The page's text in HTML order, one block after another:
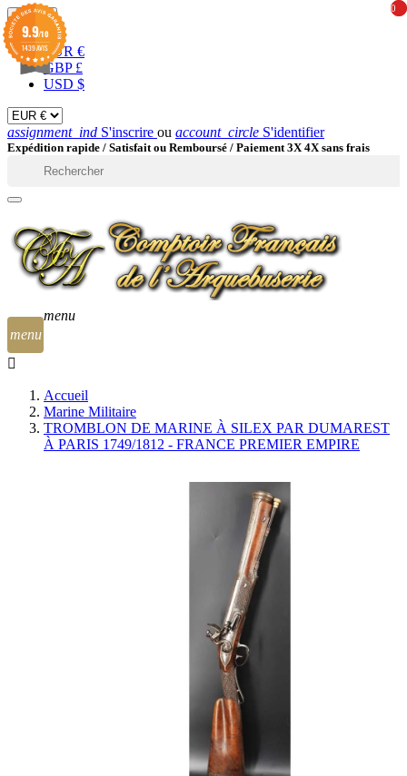
EUR 
EUR €
GBP £
USD $
assignment_ind S'inscrire ou account_circle S'identifier
Expédition rapide / Satisfait ou Remboursé / Paiement 3X 4X sans frais
menu
0
0
menu
Accueil
Marine Militaire
TROMBLON DE MARINE À SILEX PAR DUMAREST
À PARIS 1749/1812 - FRANCE PREMIER EMPIRE
9.9/10
1439 AVIS